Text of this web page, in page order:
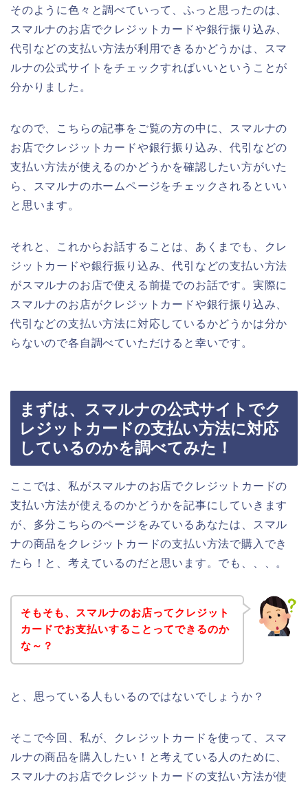
そのように色々と調べていって、ふっと思ったのは、
スマルナのお店でクレジットカードや銀行振り込み、
代引などの支払い方法が利用できるかどうかは、スマ
ルナの公式サイトをチェックすればいいということが
分かりました。
なので、こちらの記事をご覧の方の中に、スマルナの
お店でクレジットカードや銀行振り込み、代引などの
支払い方法が使えるのかどうかを確認したい方がいた
ら、スマルナのホームページをチェックされるといい
と思います。
それと、これからお話することは、あくまでも、クレ
ジットカードや銀行振り込み、代引などの支払い方法
がスマルナのお店で使える前提でのお話です。実際に
スマルナのお店がクレジットカードや銀行振り込み、
代引などの支払い方法に対応しているかどうかは分か
らないので各自調べていただけると幸いです。
まずは、スマルナの公式サイトでク
レジットカードの支払い方法に対応
しているのかを調べてみた！
ここでは、私がスマルナのお店でクレジットカードの
支払い方法が使えるのかどうかを記事にしていきます
が、多分こちらのページをみているあなたは、スマル
ナの商品をクレジットカードの支払い方法で購入でき
たら！と、考えているのだと思います。でも、、、。
そもそも、スマルナのお店ってクレジット
カードでお支払いすることってできるのか
な～？
と、思っている人もいるのではないでしょうか？
そこで今回、私が、クレジットカードを使って、スマ
ルナの商品を購入したい！と考えている人のために、
スマルナのお店でクレジットカードの支払い方法が使